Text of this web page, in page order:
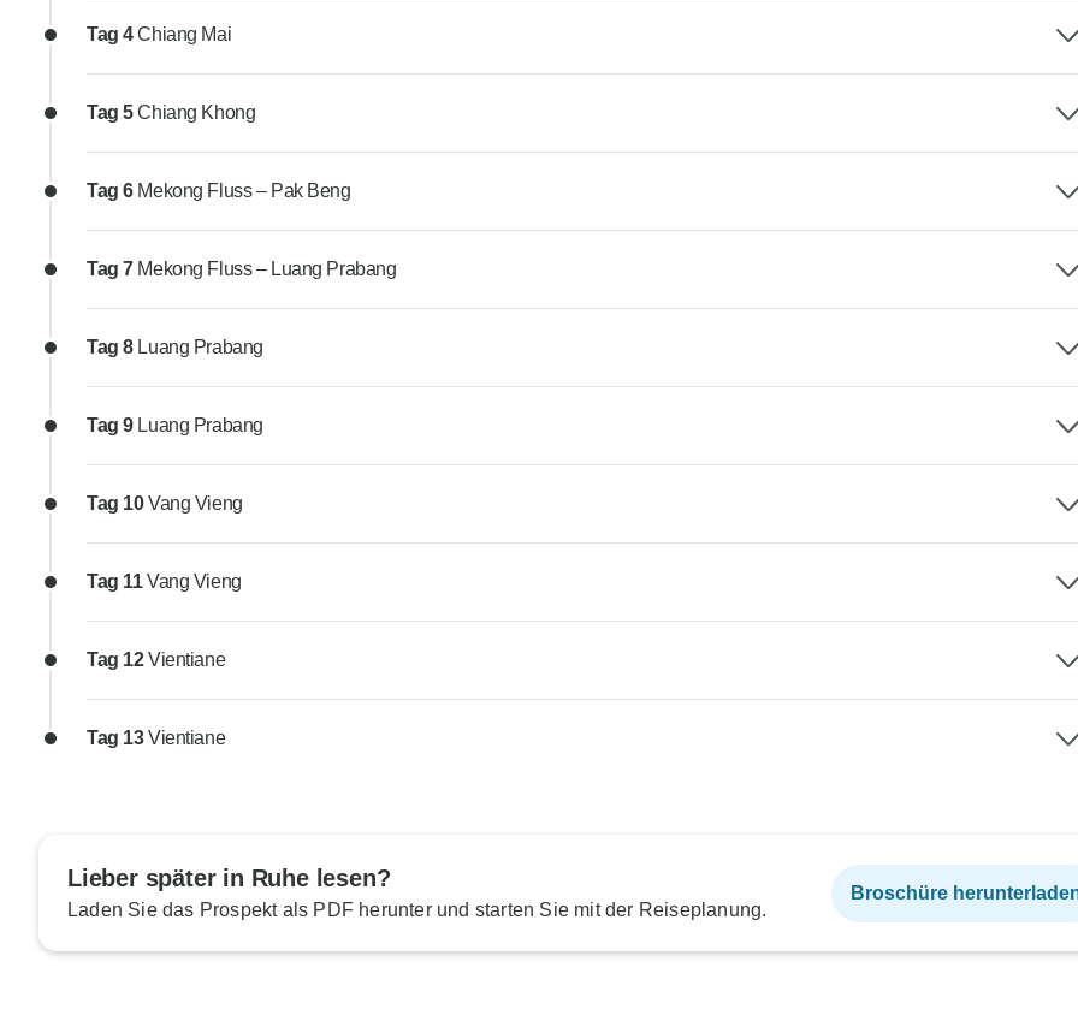
Tag 4Chiang Mai
Tag 5Chiang Khong
Tag 6 Mekong Fluss – Pak Beng
Tag 7 Mekong Fluss – Luang Prabang
Tag 8 Luang Prabang
Tag 9 Luang Prabang
Tag 10Vang Vieng
Tag 11Vang Vieng
Tag 12Vientiane
Tag 13Vientiane
Lieber später in Ruhe lesen?
Laden Sie das Prospekt als PDF herunter und starten Sie mit der Reiseplanung.
Broschüre